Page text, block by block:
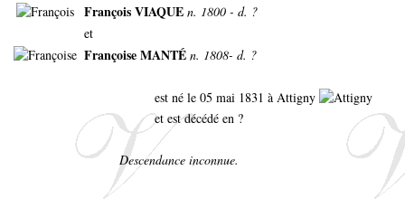
François VIAQUE n. 1800 - d. ?
et
Françoise MANTÉ n. 1808- d. ?
est né le 05 mai 1831 à Attigny
et est décédé en ?
Descendance inconnue.